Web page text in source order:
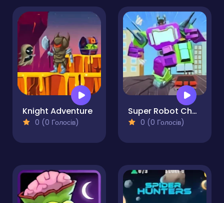
Knight Adventure
0 (0 Голосів)
Super Robot Chogokin
0 (0 Голосів)